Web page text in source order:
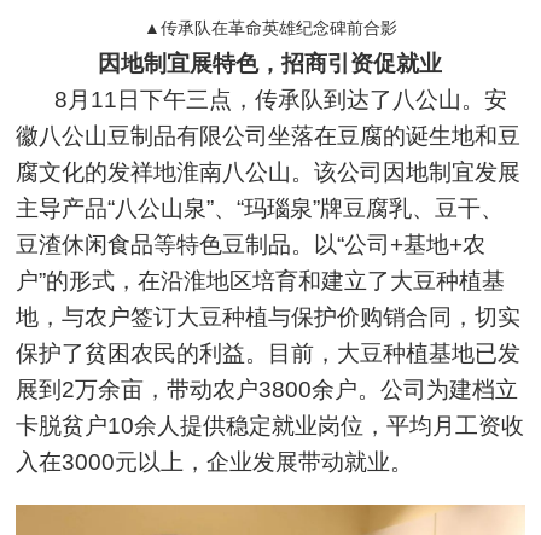
▲传承队在革命英雄纪念碑前合影
因地制宜展特色，招商引资促就业
8月11日下午三点，传承队到达了八公山。安
徽八公山豆制品有限公司坐落在豆腐的诞生地和豆
腐文化的发祥地淮南八公山。该公司因地制宜发展
主导产品“八公山泉”、“玛瑙泉”牌豆腐乳、豆干、
豆渣休闲食品等特色豆制品。以“公司+基地+农
户”的形式，在沿淮地区培育和建立了大豆种植基
地，与农户签订大豆种植与保护价购销合同，切实
保护了贫困农民的利益。目前，大豆种植基地已发
展到2万余亩，带动农户3800余户。公司为建档立
卡脱贫户10余人提供稳定就业岗位，平均月工资收
入在3000元以上，企业发展带动就业。